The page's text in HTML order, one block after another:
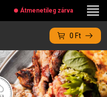
Átmenetileg zárva
0 Ft